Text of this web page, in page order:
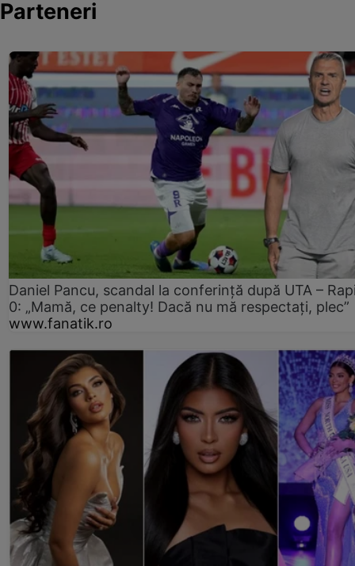
Parteneri
Daniel Pancu, scandal la conferință după UTA –
0: „Mamă, ce penalty! Dacă nu mă respectați, plec”
www.fanatik.ro